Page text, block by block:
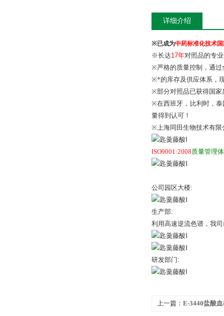
详细介绍
※已成为中药标准化技术
※长达17年对照品的专
※严格的质量控制，通过
※*的库存及供应体系，
※部分对照品已获得国
※在西班牙，比利时，
量得到认可！
※上海同田生物技术有
ISO9001:2008质量管理
公司园区大楼:
生产部:
利用高速逆流色谱，我
研发部门:
上一篇： E-3440盐酸